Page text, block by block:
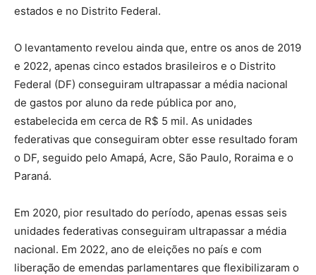
estados e no Distrito Federal.
O levantamento revelou ainda que, entre os anos de 2019
e 2022, apenas cinco estados brasileiros e o Distrito
Federal (DF) conseguiram ultrapassar a média nacional
de gastos por aluno da rede pública por ano,
estabelecida em cerca de R$ 5 mil. As unidades
federativas que conseguiram obter esse resultado foram
o DF, seguido pelo Amapá, Acre, São Paulo, Roraima e o
Paraná.
Em 2020, pior resultado do período, apenas essas seis
unidades federativas conseguiram ultrapassar a média
nacional. Em 2022, ano de eleições no país e com
liberação de emendas parlamentares que flexibilizaram o